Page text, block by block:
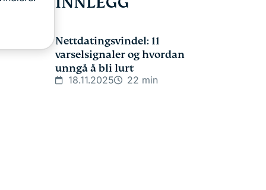
Nettdatingsvindel: 11
varselsignaler og hvordan
unngå å bli lurt
18.11.2025 22 min